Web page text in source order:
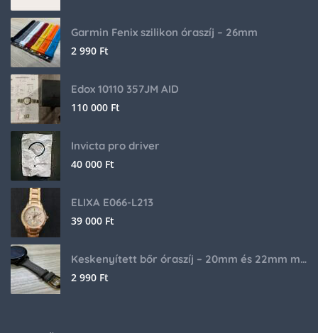
Garmin Fenix szilikon óraszíj – 26mm
2 990 Ft
Edox 10110 357JM AID
110 000 Ft
Invicta pro driver
40 000 Ft
ELIXA E066-L213
39 000 Ft
Keskenyített bőr óraszíj – 20mm és 22mm méretben
2 990 Ft